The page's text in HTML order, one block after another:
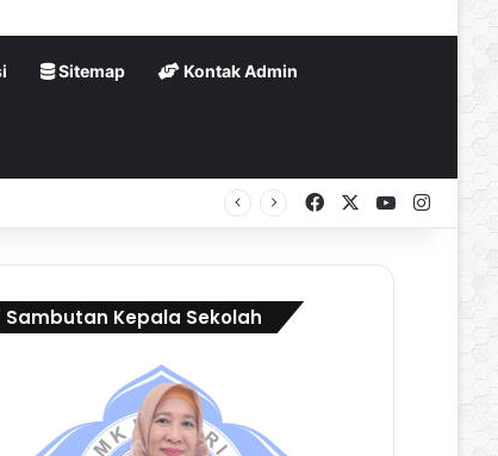
Sitemap Kontak Admin
Marching Day 2026 FacebookYouTube
Sambutan Kepala Sekolah